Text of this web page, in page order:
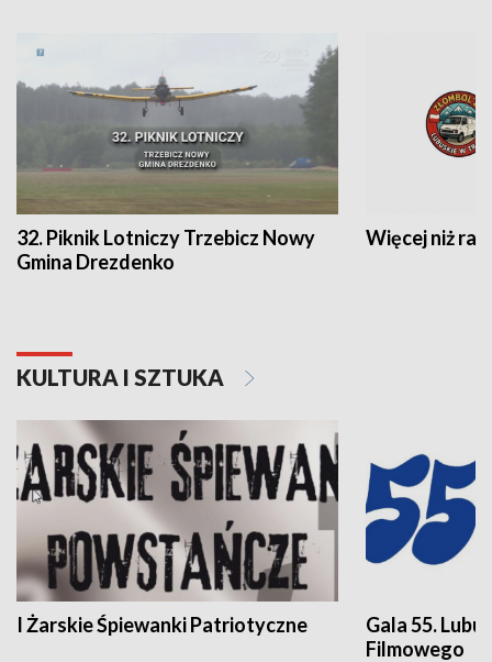
32. Piknik Lotniczy Trzebicz Nowy
Gmina Drezdenko
Więcej niż rajd
KULTURA I SZTUKA
I Żarskie Śpiewanki Patriotyczne
Gala 55.
Filmowego